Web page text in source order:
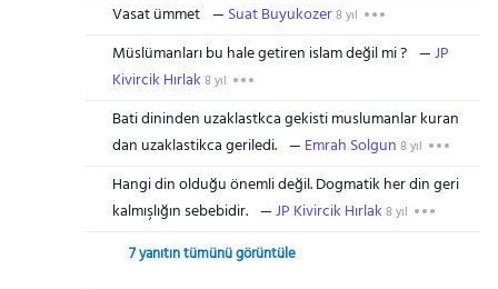
Vasat ümmet Suat Buyukozer8 yıl
Müslümanları bu hale getiren islam değil mi ?
JP
Kivircik Hırlak 8 yıl
Bati dininden uzaklastkca gekisti muslumanlar kuran
dan uzaklastikca geriledi.
Emrah Solgun 8 yıl
Hangi din olduğu önemli değil. Dogmatik her din geri
kalmışlığın sebebidir.
JP Kivircik Hırlak 8 yıl
7 yanıtın tümünü görüntüle